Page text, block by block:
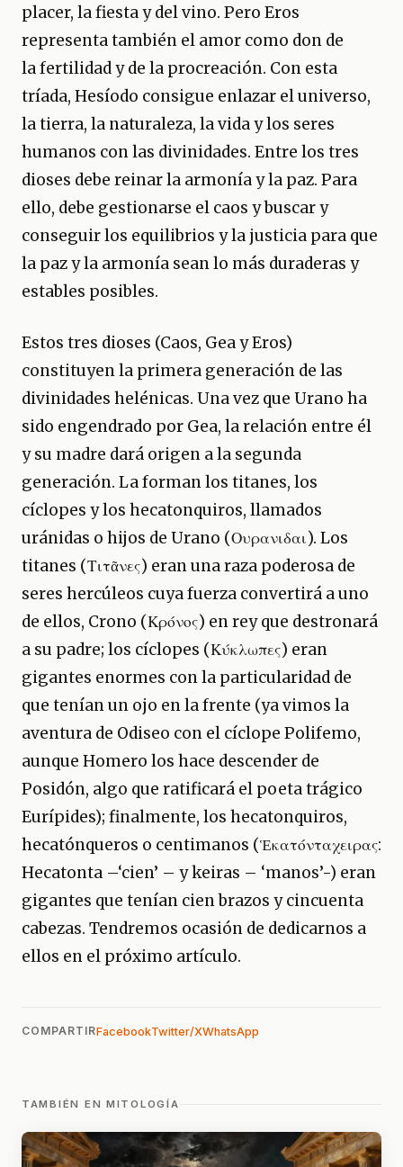
placer, la fiesta y del vino. Pero Eros
representa también el amor como don de
la fertilidad y de la procreación. Con esta
tríada, Hesíodo consigue enlazar el universo,
la tierra, la naturaleza, la vida y los seres
humanos con las divinidades. Entre los tres
dioses debe reinar la armonía y la paz. Para
ello, debe gestionarse el caos y buscar y
conseguir los equilibrios y la justicia para que
la paz y la armonía sean lo más duraderas y
estables posibles.
Estos tres dioses (Caos, Gea y Eros)
constituyen la primera generación de las
divinidades helénicas. Una vez que Urano ha
sido engendrado por Gea, la relación entre él
y su madre dará origen a la segunda
generación. La forman los titanes, los
cíclopes y los hecatonquiros, llamados
uránidas o hijos de Urano (Ουρανιδαι). Los
titanes (Τιτᾶνες) eran una raza poderosa de
seres hercúleos cuya fuerza convertirá a uno
de ellos, Crono (Κρόνος) en rey que destronará
a su padre; los cíclopes (Κύκλωπες) eran
gigantes enormes con la particularidad de
que tenían un ojo en la frente (ya vimos la
aventura de Odiseo con el cíclope Polifemo,
aunque Homero los hace descender de
Posidón, algo que ratificará el poeta trágico
Eurípides); finalmente, los hecatonquiros,
hecatónqueros o centimanos (Ἑκατόνταχειρας:
Hecatonta –‘cien’ – y keiras – ‘manos’-) eran
gigantes que tenían cien brazos y cincuenta
cabezas. Tendremos ocasión de dedicarnos a
ellos en el próximo artículo.
COMPARTIRFacebookTwitter/XWhatsApp
TAMBIÉN EN MITOLOGÍA